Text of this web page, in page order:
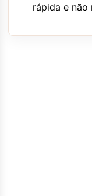
rápida e não